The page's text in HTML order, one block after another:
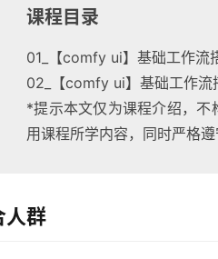
课程目录
01_【comfy ui】基础工作流
02_【comfy ui】基础工作流
*提示本文仅为课程介绍，不
用课程所学内容，同时严格
人群